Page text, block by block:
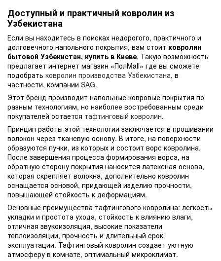
Доступный и практичный ковролин из
Узбекистана
Если вы находитесь в поисках недорогого, практичного и
долговечного напольного покрытия, вам стоит ковролин
бытовой Узбекистан, купить в Киеве. Такую возможность
предлагает интернет магазин «ПолMall» где вы сможете
подобрать ковролин производства Узбекистана, в
частности, компании SAG.
Этот бренд производит напольные ковровые покрытия по
разным технологиям, но наиболее востребованным среди
покупателей остается тафтинговый ковролин.
Принцип работы этой технологии заключается в прошивании
волокон через тканевую основу. В итоге, на поверхности
образуются пучки, из которых и состоит ворс ковролина.
После завершения процесса формирования ворса, на
обратную сторону покрытия наносится латексная основа,
которая скрепляет волокна, дополнительно ковролин
оснащается основой, придающей изделию прочности,
повышающей стойкость к деформациям.
Основные преимущества тафтингового ковролина: легкость
укладки и простота ухода, стойкость к влиянию влаги,
отличная звукоизоляция, высокие показатели
теплоизоляции, прочность и длительный срок
эксплуатации. Тафтинговый ковролин создает уютную
атмосферу в комнате, оптимальный микроклимат.